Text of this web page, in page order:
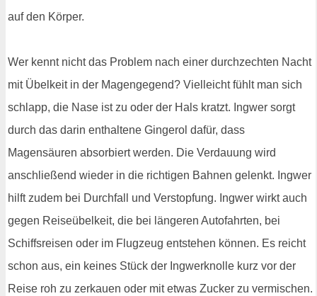
auf den Körper.
Wer kennt nicht das Problem nach einer durchzechten Nacht
mit Übelkeit in der Magengegend? Vielleicht fühlt man sich
schlapp, die Nase ist zu oder der Hals kratzt. Ingwer sorgt
durch das darin enthaltene Gingerol dafür, dass
Magensäuren absorbiert werden. Die Verdauung wird
anschließend wieder in die richtigen Bahnen gelenkt. Ingwer
hilft zudem bei Durchfall und Verstopfung. Ingwer wirkt auch
gegen Reiseübelkeit, die bei längeren Autofahrten, bei
Schiffsreisen oder im Flugzeug entstehen können. Es reicht
schon aus, ein keines Stück der Ingwerknolle kurz vor der
Reise roh zu zerkauen oder mit etwas Zucker zu vermischen.